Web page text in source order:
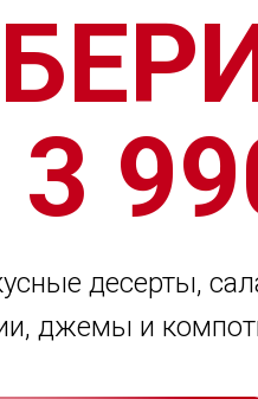
десерты,
джемы и